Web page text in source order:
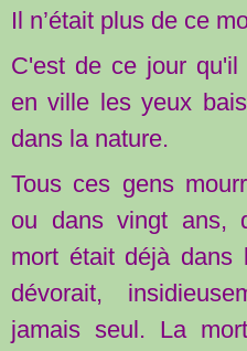
Il n’était plus de ce
C'est de ce jour qu'il
en ville les yeux
dans la nature.
Tous ces gens
ou dans vingt ans,
mort était déjà dans
dévorait,
jamais seul. La